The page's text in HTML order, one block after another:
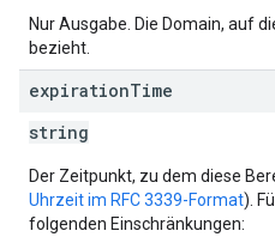
Nur Ausgabe. Die Domain, auf
bezieht.
expirationTime
string
Der Zeitpunkt, zu dem diese
Uhrzeit im RFC 3339-Format).
folgenden Einschränkungen: